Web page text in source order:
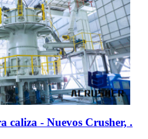
caliza - Nuevos Crusher, .